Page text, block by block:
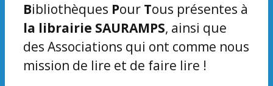
Bibliothèques Pour Tous présentes à
la librairie SAURAMPS, ainsi que
des Associations qui ont comme nous
mission de lire et de faire lire !